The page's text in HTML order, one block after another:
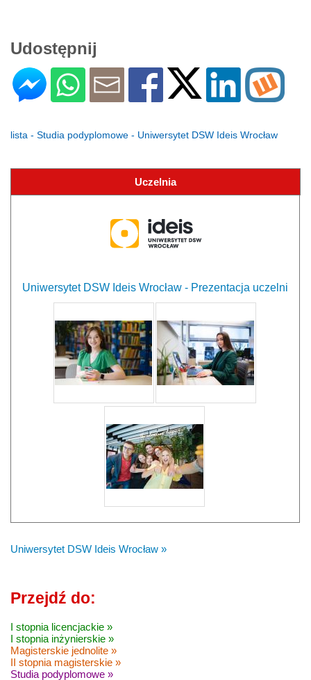
Udostępnij
lista - Studia podyplomowe - Uniwersytet DSW Ideis Wrocław
Uczelnia
Uniwersytet DSW Ideis Wrocław - Prezentacja uczelni
Uniwersytet DSW Ideis Wrocław »
Przejdź do:
I stopnia licencjackie »
I stopnia inżynierskie »
Magisterskie jednolite »
II stopnia magisterskie »
Studia podyplomowe »